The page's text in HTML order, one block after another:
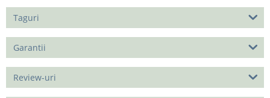
Taguri
Garantii
Review-uri